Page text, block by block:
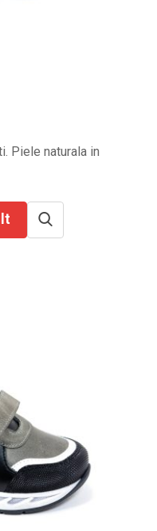
Piele naturala in